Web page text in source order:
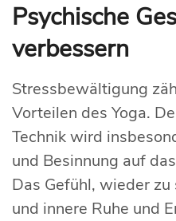
Psychische
verbessern
Stressbewältigung
Vorteilen des Yoga.
Technik wird
und Besinnung auf
Das Gefühl, wieder
und innere Ruhe und